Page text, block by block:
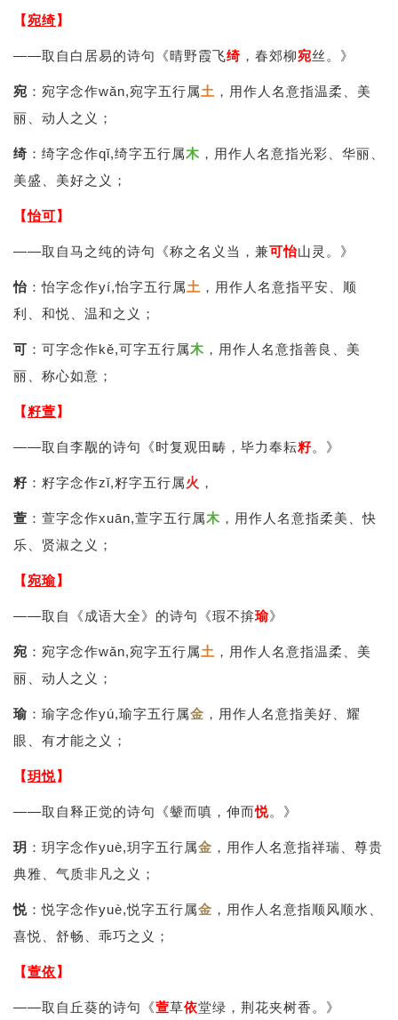
【宛绮】
——取自白居易的诗句《晴野霞飞绮 ，春郊柳宛丝。》
宛 ：宛字念作wǎn,宛字五行属土 ，用作人名意指温柔、美
丽、动人之义；
绮 ：绮字念作qǐ,绮字五行属木 ，用作人名意指光彩、华丽、
美盛、美好之义；
【怡可】
——取自马之纯的诗句《称之名义当，兼可怡山灵。》
怡 ：怡字念作yí,怡字五行属土 ，用作人名意指平安、顺
利、和悦、温和之义；
可 ：可字念作kě,可字五行属木 ，用作人名意指善良、美
丽、称心如意；
【籽萱】
——取自李觏的诗句《时复观田畴，毕力奉耘籽。》
籽 ：籽字念作zǐ,籽字五行属火 ，
萱 ：萱字念作xuān,萱字五行属木 ，用作人名意指柔美、快
乐、贤淑之义；
【宛瑜】
——取自《成语大全》的诗句《瑕不揜瑜》
宛 ：宛字念作wǎn,宛字五行属土 ，用作人名意指温柔、美
丽、动人之义；
瑜 ：瑜字念作yú,瑜字五行属金 ，用作人名意指美好、耀
眼、有才能之义；
【玥悦】
——取自释正觉的诗句《颦而嗔，伸而悦。》
玥 ：玥字念作yuè,玥字五行属金 ，用作人名意指祥瑞、尊贵
典雅、气质非凡之义；
悦 ：悦字念作yuè,悦字五行属金 ，用作人名意指顺风顺水、
喜悦、舒畅、乖巧之义；
【萱依】
——取自丘葵的诗句《萱草依堂绿，荆花夹树香。》